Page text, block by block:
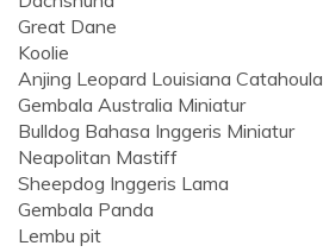
Great Dane
Koolie
Anjing Leopard Louisiana Catahoula
Gembala Australia Miniatur
Bulldog Bahasa Inggeris Miniatur
Neapolitan Mastiff
Sheepdog Inggeris Lama
Gembala Panda
Lembu pit